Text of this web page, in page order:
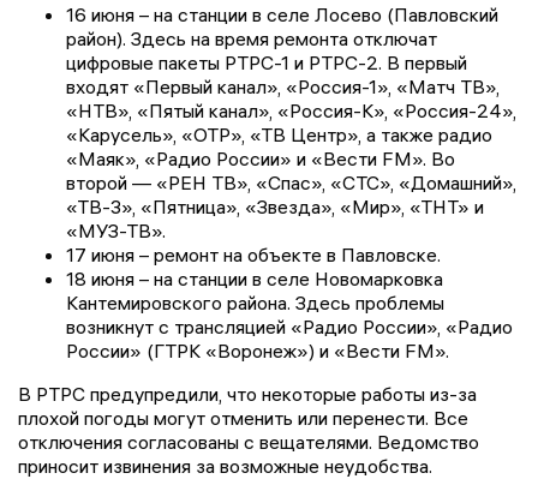
16 июня – на станции в селе Лосево (Павловский
район). Здесь на время ремонта отключат
цифровые пакеты РТРС-1 и РТРС-2. В первый
входят «Первый канал», «Россия-1», «Матч ТВ»,
«НТВ», «Пятый канал», «Россия-К», «Россия-24»,
«Карусель», «ОТР», «ТВ Центр», а также радио
«Маяк», «Радио России» и «Вести FM». Во
второй — «РЕН ТВ», «Спас», «СТС», «Домашний»,
«ТВ-3», «Пятница», «Звезда», «Мир», «ТНТ» и
«МУЗ-ТВ».
17 июня – ремонт на объекте в Павловске.
18 июня – на станции в селе Новомарковка
Кантемировского района. Здесь проблемы
возникнут с трансляцией «Радио России», «Радио
России» (ГТРК «Воронеж») и «Вести FM».
В РТРС предупредили, что некоторые работы из-за
плохой погоды могут отменить или перенести. Все
отключения согласованы с вещателями. Ведомство
приносит извинения за возможные неудобства.